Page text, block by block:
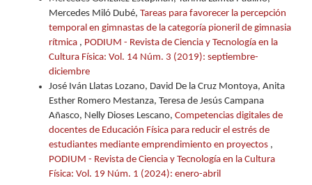
Mercedes Miló Dubé, Tareas para favorecer la percepción
temporal en gimnastas de la categoría pioneril de gimnasia
rítmica , PODIUM - Revista de Ciencia y Tecnología en la
Cultura Física: Vol. 14 Núm. 3 (2019): septiembre-
diciembre
José Iván Llatas Lozano, David De la Cruz Montoya, Anita
Esther Romero Mestanza, Teresa de Jesús Campana
Añasco, Nelly Dioses Lescano, Competencias digitales de
docentes de Educación Física para reducir el estrés de
estudiantes mediante emprendimiento en proyectos ,
PODIUM - Revista de Ciencia y Tecnología en la Cultura
Física: Vol. 19 Núm. 1 (2024): enero-abril